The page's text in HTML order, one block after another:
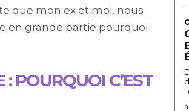
que mon ex et moi, nous
en grande partie pourquoi
POURQUOI C’EST